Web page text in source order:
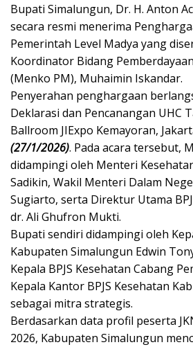
Bupati Simalungun, Dr. H. Anton
secara resmi menerima
Pemerintah Level Madya yang
Koordinator Bidang
(Menko PM), Muhaimin Iskandar.
Penyerahan penghargaan
Deklarasi dan Pencanangan UHC
Ballroom JIExpo Kemayoran,
(27/1/2026). Pada acara tersebut,
didampingi oleh Menteri
Sadikin, Wakil Menteri Dalam
Sugiarto, serta Direktur Utama
dr. Ali Ghufron Mukti.
Bupati sendiri didampingi oleh
Kabupaten Simalungun Edwin
Kepala BPJS Kesehatan Cabang
Kepala Kantor BPJS Kesehatan
sebagai mitra strategis.
Berdasarkan data profil peserta
2026, Kabupaten Simalungun